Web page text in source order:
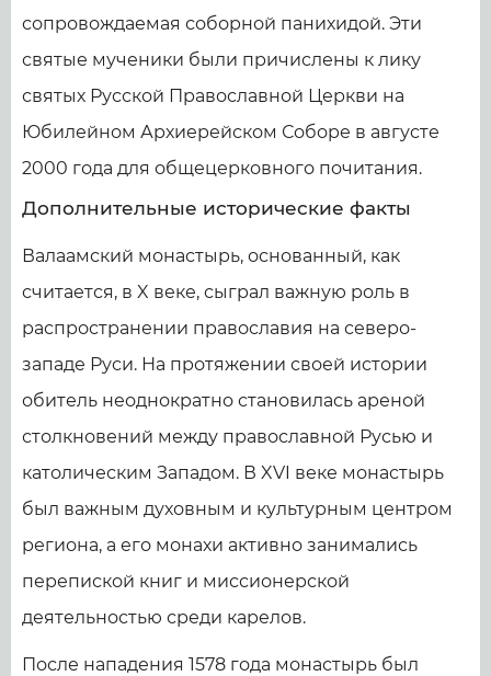
сопровождаемая соборной панихидой. Эти
святые мученики были причислены к лику
святых Русской Православной Церкви на
Юбилейном Архиерейском Соборе в августе
2000 года для общецерковного почитания.
Дополнительные исторические факты
Валаамский монастырь, основанный, как
считается, в X веке, сыграл важную роль в
распространении православия на северо-
западе Руси. На протяжении своей истории
обитель неоднократно становилась ареной
столкновений между православной Русью и
католическим Западом. В XVI веке монастырь
был важным духовным и культурным центром
региона, а его монахи активно занимались
перепиской книг и миссионерской
деятельностью среди карелов.
После нападения 1578 года монастырь был